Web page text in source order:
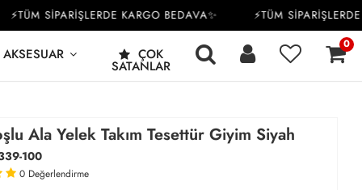
SİPARİŞLERDE KARGO BEDAVA✨ ⚡TÜM SİPARİŞLERDE
AKSESUAR ÇOK
SATANLAR
0
Ala Yelek Takım Tesettür Giyim Siyah
100
0 Değerlendirme